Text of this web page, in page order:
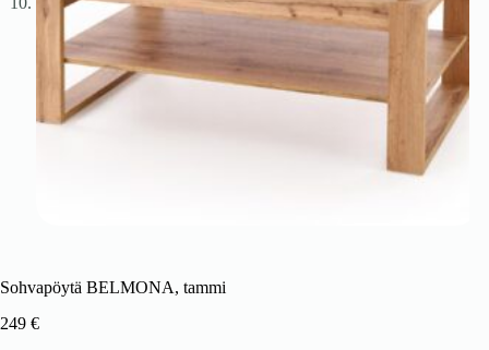
Sohvapöytä BELMONA, tammi
249 €